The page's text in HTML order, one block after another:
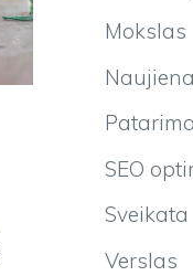
Mokslas
Naujiena
SEO
Sveikata
Verslas